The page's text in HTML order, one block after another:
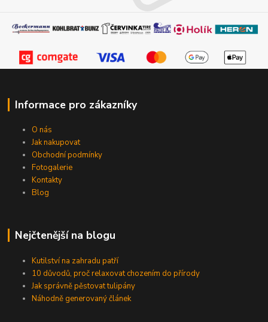
Informace pro zákazníky
O nás
Jak nakupovat
Obchodní podmínky
Fotogalerie
Kontakty
Blog
Nejčtenější na blogu
Kutilství na zahradu patří
10 důvodů, proč relaxovat chozením do přírody
Jak správně pěstovat tulipány
Náhodně generovaný článek